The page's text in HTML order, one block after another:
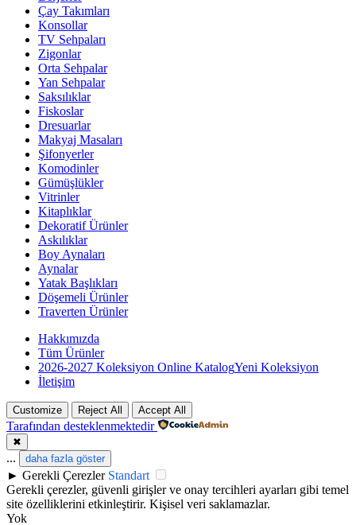
Çay Takımları
Konsollar
TV Sehpaları
Zigonlar
Orta Sehpalar
Yan Sehpalar
Saksılıklar
Fiskoslar
Dresuarlar
Makyaj Masaları
Şifonyerler
Komodinler
Gümüşlükler
Vitrinler
Kitaplıklar
Dekoratif Ürünler
Askılıklar
Boy Aynaları
Aynalar
Yatak Başlıkları
Döşemeli Ürünler
Traverten Ürünler
Hakkımızda
Tüm Ürünler
2026-2027 Koleksiyon Online KatalogYeni Koleksiyon
İletişim
Customize Reject All Accept All
Tarafından desteklenmektedir
✖
... daha fazla göster
► Gerekli Çerezler Standart
Gerekli çerezler, güvenli girişler ve onay tercihleri ayarları gibi temel
site özelliklerini etkinleştirir. Kişisel veri saklamazlar.
Yok